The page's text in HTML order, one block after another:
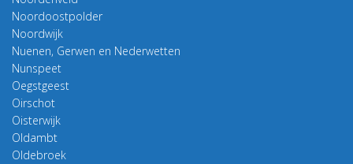
Noordoostpolder
Noordwijk
Nuenen, Gerwen en Nederwetten
Nunspeet
Oegstgeest
Oirschot
Oisterwijk
Oldambt
Oldebroek